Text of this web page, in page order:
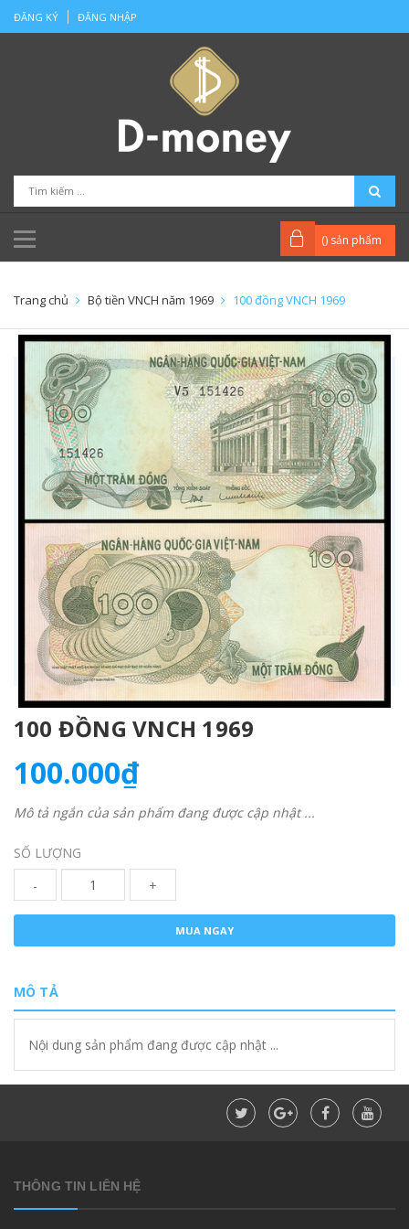
ĐĂNG KÝ ĐĂNG NHẬP
() sản phẩm
Trang chủ Bộ tiền VNCH năm 1969 100 đồng VNCH 1969
100 ĐỒNG VNCH 1969
100.000₫
Mô tả ngắn của sản phẩm đang được cập nhật ...
SỐ LƯỢNG
-
+
MUA NGAY
MÔ TẢ
Nội dung sản phẩm đang được cập nhật ...
THÔNG TIN LIÊN HỆ